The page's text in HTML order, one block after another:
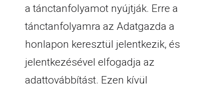
a tánctanfolyamot nyújtják. Erre a
tánctanfolyamra az Adatgazda a
honlapon keresztül jelentkezik, és
jelentkezésével elfogadja az
adattovábbítást. Ezen kívül